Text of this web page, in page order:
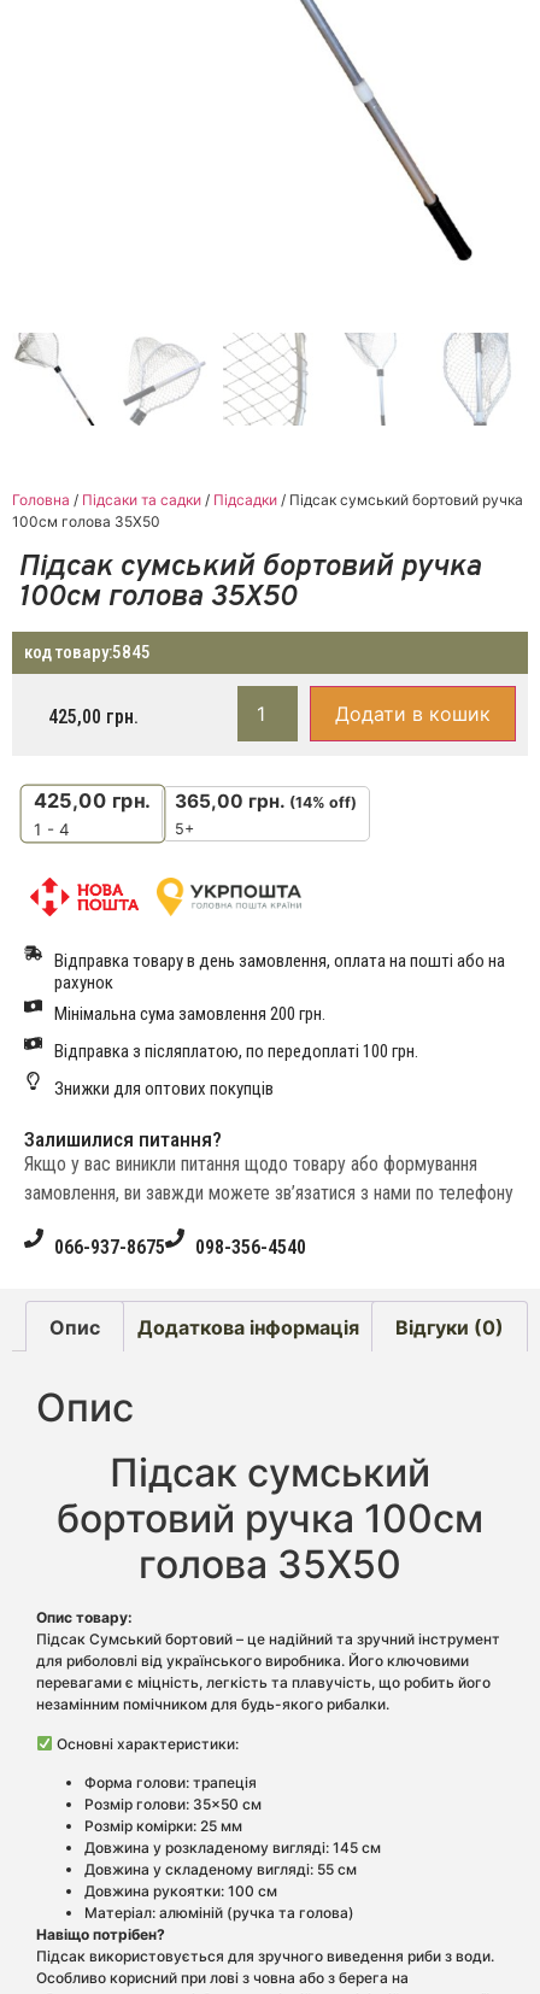
Головна / Підсаки та садки / Підсадки / Підсак сумський бортовий ручка
100см голова 35Х50
Підсак сумський бортовий ручка
100см голова 35Х50
код товару:5845
425,00 грн. Додати в кошик
425,00 грн.
1 - 4
365,00 грн. (14% off)
5+
Відправка товару в день замовлення, оплата на пошті або на
рахунок
Мінімальна сума замовлення 200 грн.
Відправка з післяплатою, по передоплаті 100 грн.
Знижки для оптових покупців
Залишилися питання?
Якщо у вас виникли питання щодо товару або формування
замовлення, ви завжди можете зв’язатися з нами по телефону
066-937-8675 098-356-4540
Опис Додаткова інформація Відгуки (0)
Опис
Підсак сумський
бортовий ручка 100см
голова 35Х50
Опис товару:
Підсак Сумський бортовий – це надійний та зручний інструмент
для риболовлі від українського виробника. Його ключовими
перевагами є міцність, легкість та плавучість, що робить його
незамінним помічником для будь-якого рибалки.
Основні характеристики:
Форма голови: трапеція
Розмір голови: 35×50 см
Розмір комірки: 25 мм
Довжина у розкладеному вигляді: 145 см
Довжина у складеному вигляді: 55 см
Довжина рукоятки: 100 см
Матеріал: алюміній (ручка та голова)
Навіщо потрібен?
Підсак використовується для зручного виведення риби з води.
Особливо корисний при лові з човна або з берега на